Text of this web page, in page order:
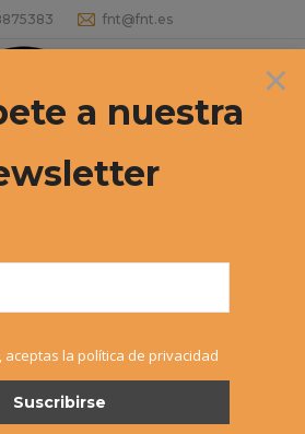
fnt@fnt.es
3 septiembre, 2024
×
a nuestra
aceptas la política de privacidad